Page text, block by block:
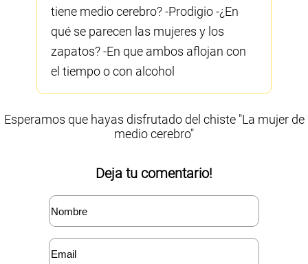
tiene medio cerebro? -Prodigio -¿En
qué se parecen las mujeres y los
zapatos? -En que ambos aflojan con
el tiempo o con alcohol
Esperamos que hayas disfrutado del chiste "La mujer de
medio cerebro"
Deja tu comentario!